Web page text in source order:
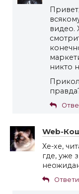
видео.
никто
Web-
Хе-хе,
где, уже